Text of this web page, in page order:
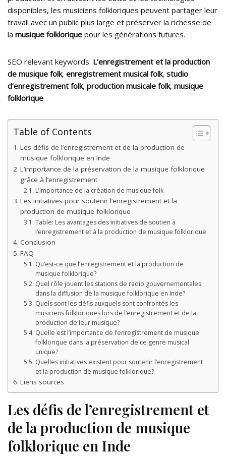
disponibles, les musiciens folkloriques peuvent partager leur
travail avec un public plus large et préserver la richesse de
la musique folklorique pour les générations futures.
SEO relevant keywords: L’enregistrement et la production
de musique folk, enregistrement musical folk, studio
d’enregistrement folk, production musicale folk, musique
folklorique
Table of Contents
Les défis de l’enregistrement et de la production de
musique folklorique en Inde
L’importance de la préservation de la musique folklorique
grâce à l’enregistrement
L’importance de la création de musique folk
Les initiatives pour soutenir l’enregistrement et la
production de musique folklorique
Table: Les avantages des initiatives de soutien à
l’enregistrement et à la production de musique folklorique
Conclusion
FAQ
Qu’est-ce que l’enregistrement et la production de
musique folklorique?
Quel rôle jouent les stations de radio gouvernementales
dans la diffusion de la musique folklorique en Inde?
Quels sont les défis auxquels sont confrontés les
musiciens folkloriques lors de l’enregistrement et de la
production de leur musique?
Quelle est l’importance de l’enregistrement de musique
folklorique dans la préservation de ce genre musical
unique?
Quelles initiatives existent pour soutenir l’enregistrement
et la production de musique folklorique?
Liens sources
Les défis de l’enregistrement et
de la production de musique
folklorique en Inde